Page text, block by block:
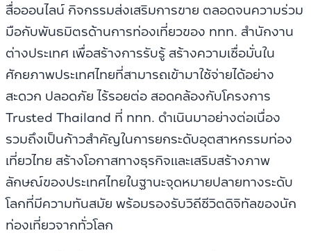
สื่อออนไลน์ กิจกรรมส่งเสริมการขาย ตลอดจนความร่วม
มือกับพันธมิตรด้านการท่องเที่ยวของ ททท. สำนักงาน
ต่างประเทศ เพื่อสร้างการรับรู้ สร้างความเชื่อมั่นใน
ศักยภาพประเทศไทยที่สามารถเข้ามาใช้จ่ายได้อย่าง
สะดวก ปลอดภัย ไร้รอยต่อ สอดคล้องกับโครงการ
Trusted Thailand ที่ ททท. ดำเนินมาอย่างต่อเนื่อง
รวมถึงเป็นก้าวสำคัญในการยกระดับอุตสาหกรรมท่อง
เที่ยวไทย สร้างโอกาสทางธุรกิจและเสริมสร้างภาพ
ลักษณ์ของประเทศไทยในฐานะจุดหมายปลายทางระดับ
โลกที่มีความทันสมัย พร้อมรองรับวิถีชีวิตดิจิทัลของนัก
ท่องเที่ยวจากทั่วโลก